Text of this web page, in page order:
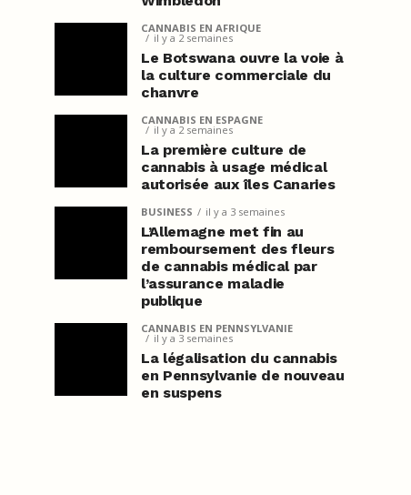
CANNABIS EN AFRIQUE
il y a 2 semaines
Le Botswana ouvre la voie à
la culture commerciale du
chanvre
CANNABIS EN ESPAGNE
il y a 2 semaines
La première culture de
cannabis à usage médical
autorisée aux îles Canaries
BUSINESS il y a 3 semaines
L’Allemagne met fin au
remboursement des fleurs
de cannabis médical par
l’assurance maladie
publique
CANNABIS EN PENNSYLVANIE
il y a 3 semaines
La légalisation du cannabis
en Pennsylvanie de nouveau
en suspens